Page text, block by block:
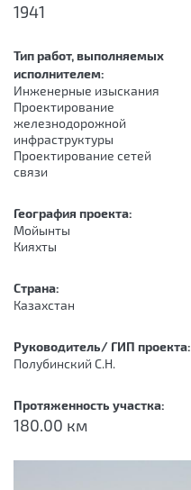
1941
Тип работ, выполняемых
исполнителем:
Инженерные изыскания
Проектирование
железнодорожной
инфраструктуры
Проектирование сетей
связи
География проекта:
Мойынты
Кияхты
Страна:
Казахстан
Руководитель/ ГИП проекта:
Полубинский С.Н.
Протяженность участка:
180.00 км